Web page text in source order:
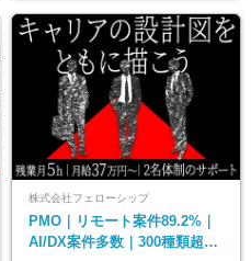
株式会社フェローシップ
PMO｜リモート案件89.2%｜
AI/DX案件多数｜300種類超の